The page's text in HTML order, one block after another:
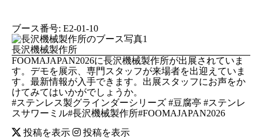
ブース番号: E2-01-10
長沢機械製作所
FOOMAJAPAN2026に長沢機械製作所が出展されていま
す。デモを展示、専門スタッフが来場者を出迎えていま
す。最新情報が入手できます。出展スタッフにお声をか
けてみてはいかがでしょうか。
#ステンレス製グラインダーシリーズ #豆腐亭 #ステンレ
スサワーミル#長沢機械製作所#FOOMAJAPAN2026
投稿を表示
投稿を表示